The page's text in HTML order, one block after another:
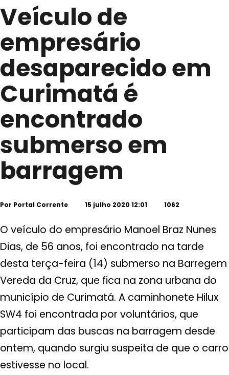
Veículo de
empresário
desaparecido em
Curimatá é
encontrado
submerso em
barragem
Por Portal Corrente 15 julho 2020 12:01 1062
O veículo do empresário Manoel Braz Nunes
Dias, de 56 anos, foi encontrado na tarde
desta terça-feira (14) submerso na Barregem
Vereda da Cruz, que fica na zona urbana do
município de Curimatá. A caminhonete Hilux
SW4 foi encontrada por voluntários, que
participam das buscas na barragem desde
ontem, quando surgiu suspeita de que o carro
estivesse no local.